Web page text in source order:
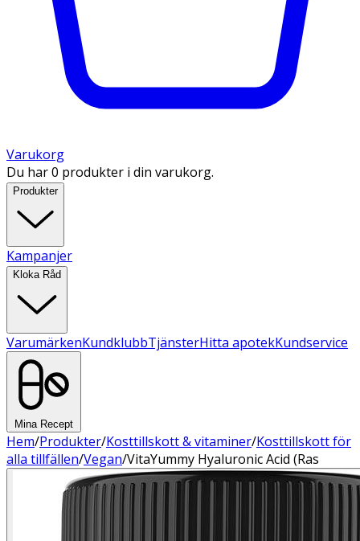
Varukorg
Du har 0 produkter i din varukorg.
Produkter
Kampanjer
Kloka Råd
VarumärkenKundklubbTjänsterHitta apotekKundservice
Mina Recept
Hem/Produkter/Kosttillskott & vitaminer/Kosttillskott för
alla tillfällen/Vegan/VitaYummy Hyaluronic Acid (Ras